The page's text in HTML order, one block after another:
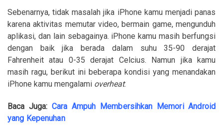
Sebenarnya, tidak masalah jika iPhone kamu menjadi panas
karena aktivitas memutar video, bermain game, mengunduh
aplikasi, dan lain sebagainya. iPhone kamu masih berfungsi
dengan baik jika berada dalam suhu 35-90 derajat
Fahrenheit atau 0-35 derajat Celcius. Namun jika kamu
masih ragu, berikut ini beberapa kondisi yang menandakan
iPhone kamu mengalami overheat:
Baca Juga:Cara Ampuh Membersihkan Memori Android
yang Kepenuhan